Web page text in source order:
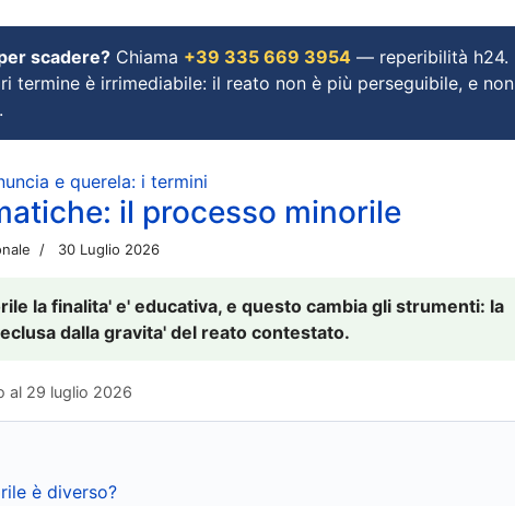
scadere? Chiama +39 335 669 3954 — reperibilità h24.
termine è irrimediabile: il reato non è più perseguibile, e non
e querela: i termini
il processo minorile
30 Luglio 2026
la finalita' e' educativa, e questo cambia gli strumenti: la
dalla gravita' del reato contestato.
al 29 luglio 2026
è diverso?